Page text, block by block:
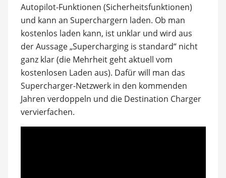
Autopilot-Funktionen (Sicherheitsfunktionen)
und kann an Superchargern laden. Ob man
kostenlos laden kann, ist unklar und wird aus
der Aussage „Supercharging is standard“ nicht
ganz klar (die Mehrheit geht aktuell vom
kostenlosen Laden aus). Dafür will man das
Supercharger-Netzwerk in den kommenden
Jahren verdoppeln und die Destination Charger
vervierfachen.